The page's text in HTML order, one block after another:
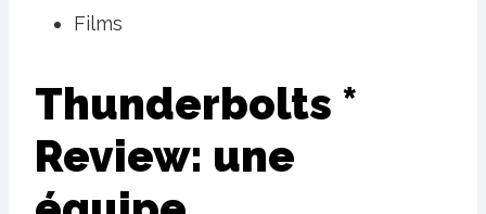
Films
Thunderbolts *
Review: une